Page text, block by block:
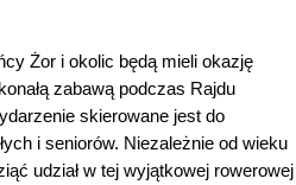
Żor i okolic będą mieli okazję
zabawą podczas Rajdu
skierowane jest do
i seniorów. Niezależnie od wieku
udział w tej wyjątkowej rowerowej